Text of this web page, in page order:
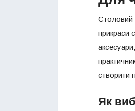
Столовий
прикраси
створити
Як